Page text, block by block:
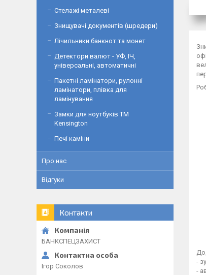
-
-
Стелажі металеві
Знищувачі документів (шредери)
Лічильники банкнот та монет
Детектори валют - УФ, ІЧ,
універсальні, автоматичні
Пакетні ламінатори, рулонні
ламінатори, плівка для
ламінування
Замки для ноутбуків ТМ
Kensington
Печі каміни
Про нас
Відгуки
Контакти
БАНКСПЕЦЗАХИСТ
Ігор Соколов